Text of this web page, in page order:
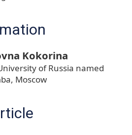
Kokorina
of Russia named
Moscow